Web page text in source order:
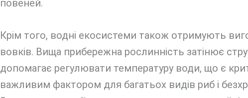
повеней.
Крім того, водні екосистеми також отримують
вовків. Вища прибережна рослинність затінює
допомагає регулювати температуру води, що є
важливим фактором для багатьох видів риб і